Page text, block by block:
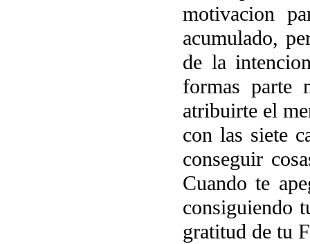
motivacion
acumulado,
de la
formas parte
atribuirte el
con las siete
conseguir
Cuando te
consiguiendo
gratitud de tu